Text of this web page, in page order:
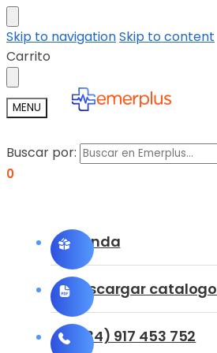
Skip to navigationSkip to content
Carrito
MENU
Buscar por:
0
Tienda
Descargar catalogo
(+34) 917 453 752